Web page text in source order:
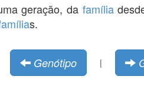
geração, da família
s.
Genótipo |